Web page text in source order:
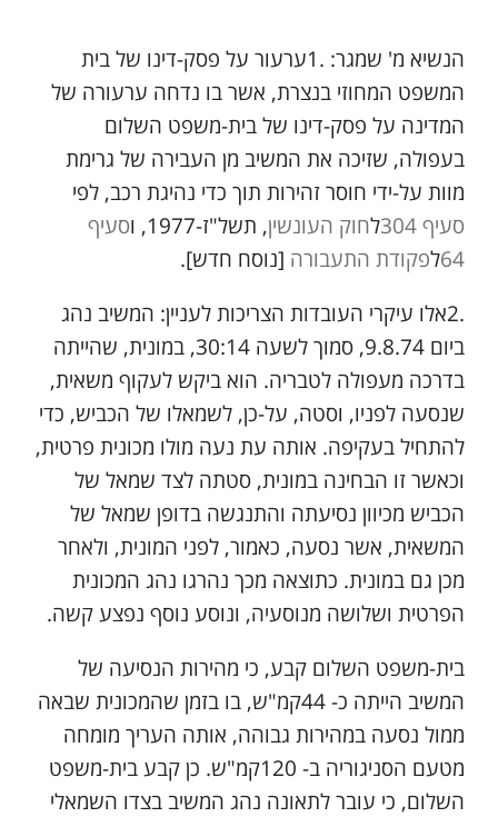
הנשיא מ' שמגר: .1ערעור על פסק-דינו של בית
המשפט המחוזי בנצרת, אשר בו נדחה ערעורה של
המדינה על פסק-דינו של בית-משפט השלום
בעפולה, שזיכה את המשיב מן העבירה של גרימת
מוות על-ידי חוסר זהירות תוך כדי נהיגת רכב, לפי
סעיף 304
לחוק העונשין, תשל"ז-1977, ו
סעיף
64לפקודת התעבורה [נוסח חדש].
.2אלו עיקרי העובדות הצריכות לעניין: המשיב נהג
ביום 9.8.74, סמוך לשעה 30:14, במונית, שהייתה
בדרכה מעפולה לטבריה. הוא ביקש לעקוף משאית,
שנסעה לפניו, וסטה, על-כן, לשמאלו של הכביש, כדי
להתחיל בעקיפה. אותה עת נעה מולו מכונית פרטית,
וכאשר זו הבחינה במונית, סטתה לצד שמאל של
הכביש מכיוון נסיעתה והתנגשה בדופן שמאל של
המשאית, אשר נסעה, כאמור, לפני המונית, ולאחר
מכן גם במונית. כתוצאה מכך נהרגו נהג המכונית
הפרטית ושלושה מנוסעיה, ונוסע נוסף נפצע קשה.
בית-משפט השלום קבע, כי מהירות הנסיעה של
המשיב הייתה כ- 44קמ"ש, בו בזמן שהמכונית שבאה
ממול נסעה במהירות גבוהה, אותה העריך מומחה
מטעם הסניגוריה ב- 120קמ"ש. כן קבע בית-משפט
השלום, כי עובר לתאונה נהג המשיב בצדו השמאלי